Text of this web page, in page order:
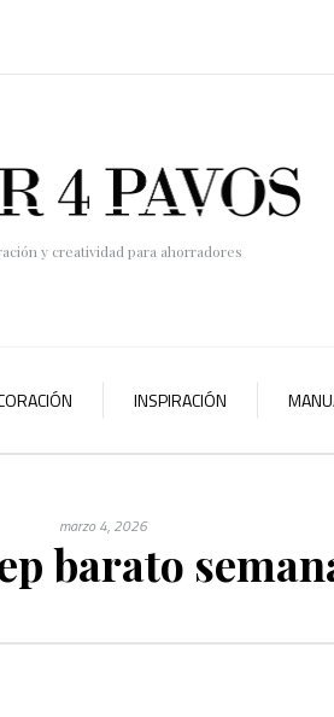
y creatividad para ahorradores
INSPIRACIÓN
marzo 4, 2026
barato